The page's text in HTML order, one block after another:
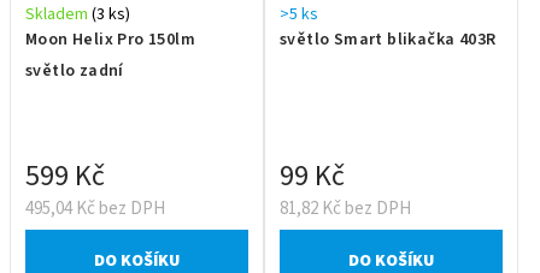
Moon Helix Pro 150lm
světlo zadní
Skladem (3 ks)
495,04 Kč bez DPH
599 Kč
DO KOŠÍKU
světlo Smart blikačka 403R
>5 ks
81,82 Kč bez DPH
99 Kč
DO KOŠÍKU